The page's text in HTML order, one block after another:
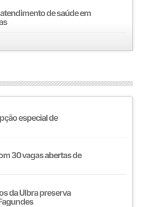
de saúde em
especial de
30 vagas abertas de
da Ulbra preserva